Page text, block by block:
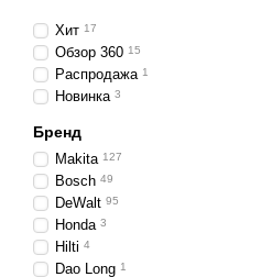
Хит 17
Обзор 360 15
Распродажа 1
Новинка 3
Бренд
Makita 127
Bosch 49
DeWalt 95
Honda 3
Hilti 4
Dao Long 1